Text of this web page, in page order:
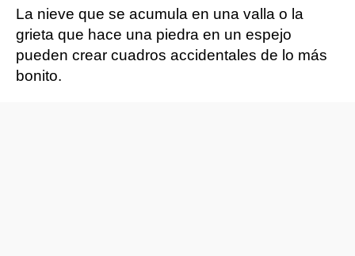
La nieve que se acumula en una valla o la
grieta que hace una piedra en un espejo
pueden crear cuadros accidentales de lo más
bonito.